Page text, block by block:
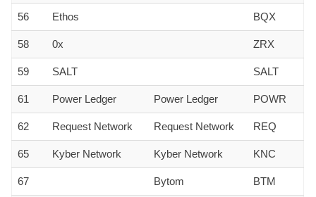
56 Ethos BQX
58 0x ZRX
59 SALT SALT
61 Power Ledger Power Ledger POWR
62 Request Network Request Network REQ
65 Kyber Network Kyber Network KNC
67 Bytom BTM